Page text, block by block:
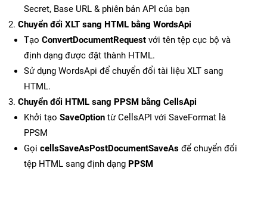
Secret, Base URL & phiên bản API của bạn
Chuyển đổi XLT sang HTML bằng WordsApi
Tạo ConvertDocumentRequest với tên tệp cục bộ và
định dạng được đặt thành HTML.
Sử dụng WordsApi để chuyển đổi tài liệu XLT sang
HTML.
Chuyển đổi HTML sang PPSM bằng CellsApi
Khởi tạo SaveOption từ CellsAPI với SaveFormat là
PPSM
Gọi cellsSaveAsPostDocumentSaveAs để chuyển đổi
tệp HTML sang định dạng PPSM